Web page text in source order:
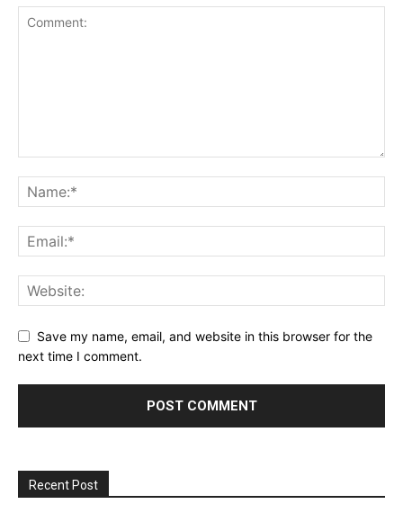
Save my name, email, and website in this browser for the
next time I comment.
Recent Post